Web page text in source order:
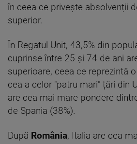
în ceea ce privește absolvenții
superior.
În Regatul Unit, 43,5% din
cuprinse între 25 și 74 de ani
superioare, ceea ce reprezintă
cea a celor "patru mari" țări din
are cea mai mare pondere
de Spania (38%).
După România, Italia are cea